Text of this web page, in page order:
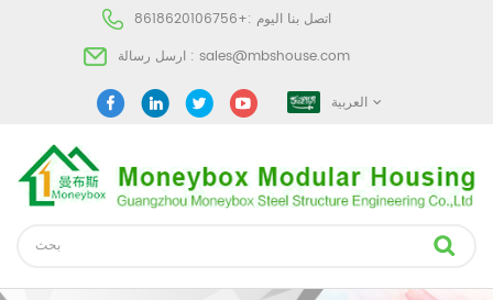
اتصل بنا اليوم :+8618620106756
ارسل رسالة : sales@mbshouse.com
العربية